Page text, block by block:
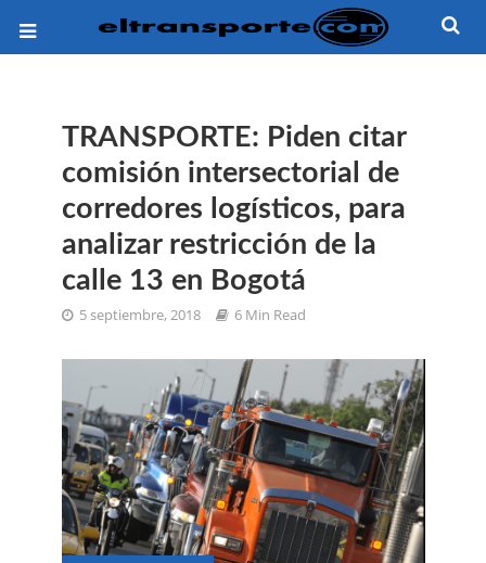
TRANSPORTE: Piden citar
comisión intersectorial de
corredores logísticos, para
analizar restricción de la
calle 13 en Bogotá
5 septiembre, 2018 6 Min Read